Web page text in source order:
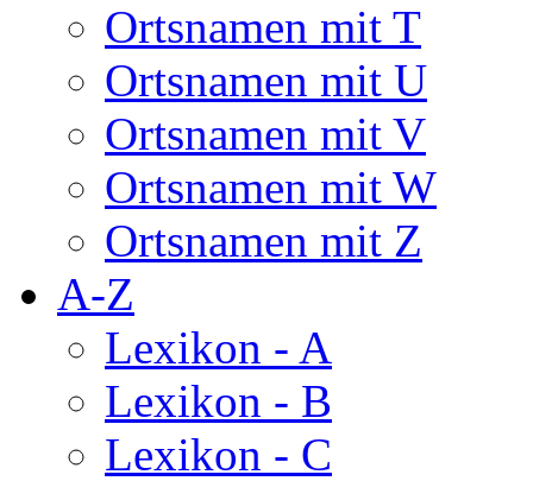
Ortsnamen mit T
Ortsnamen mit U
Ortsnamen mit V
Ortsnamen mit W
Ortsnamen mit Z
A-Z
Lexikon - A
Lexikon - B
Lexikon - C